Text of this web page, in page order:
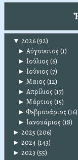
▼ 2026(92)
► Αύγουστος (1)
► Ιούλιος (6)
► Ιούνιος (7)
► Μαϊος (12)
► Απρίλιος (17)
► Μάρτιος (15)
► Φεβρουάριος (16)
► Ιανουάριος (18)
► 2025 (206)
► 2024(143)
► 2023 (55)